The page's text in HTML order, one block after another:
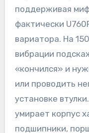
поддерживая
фактически
вариатора. На
вибрации
«кончился» и
или проводить
установке
умирает корпус
подшипники,